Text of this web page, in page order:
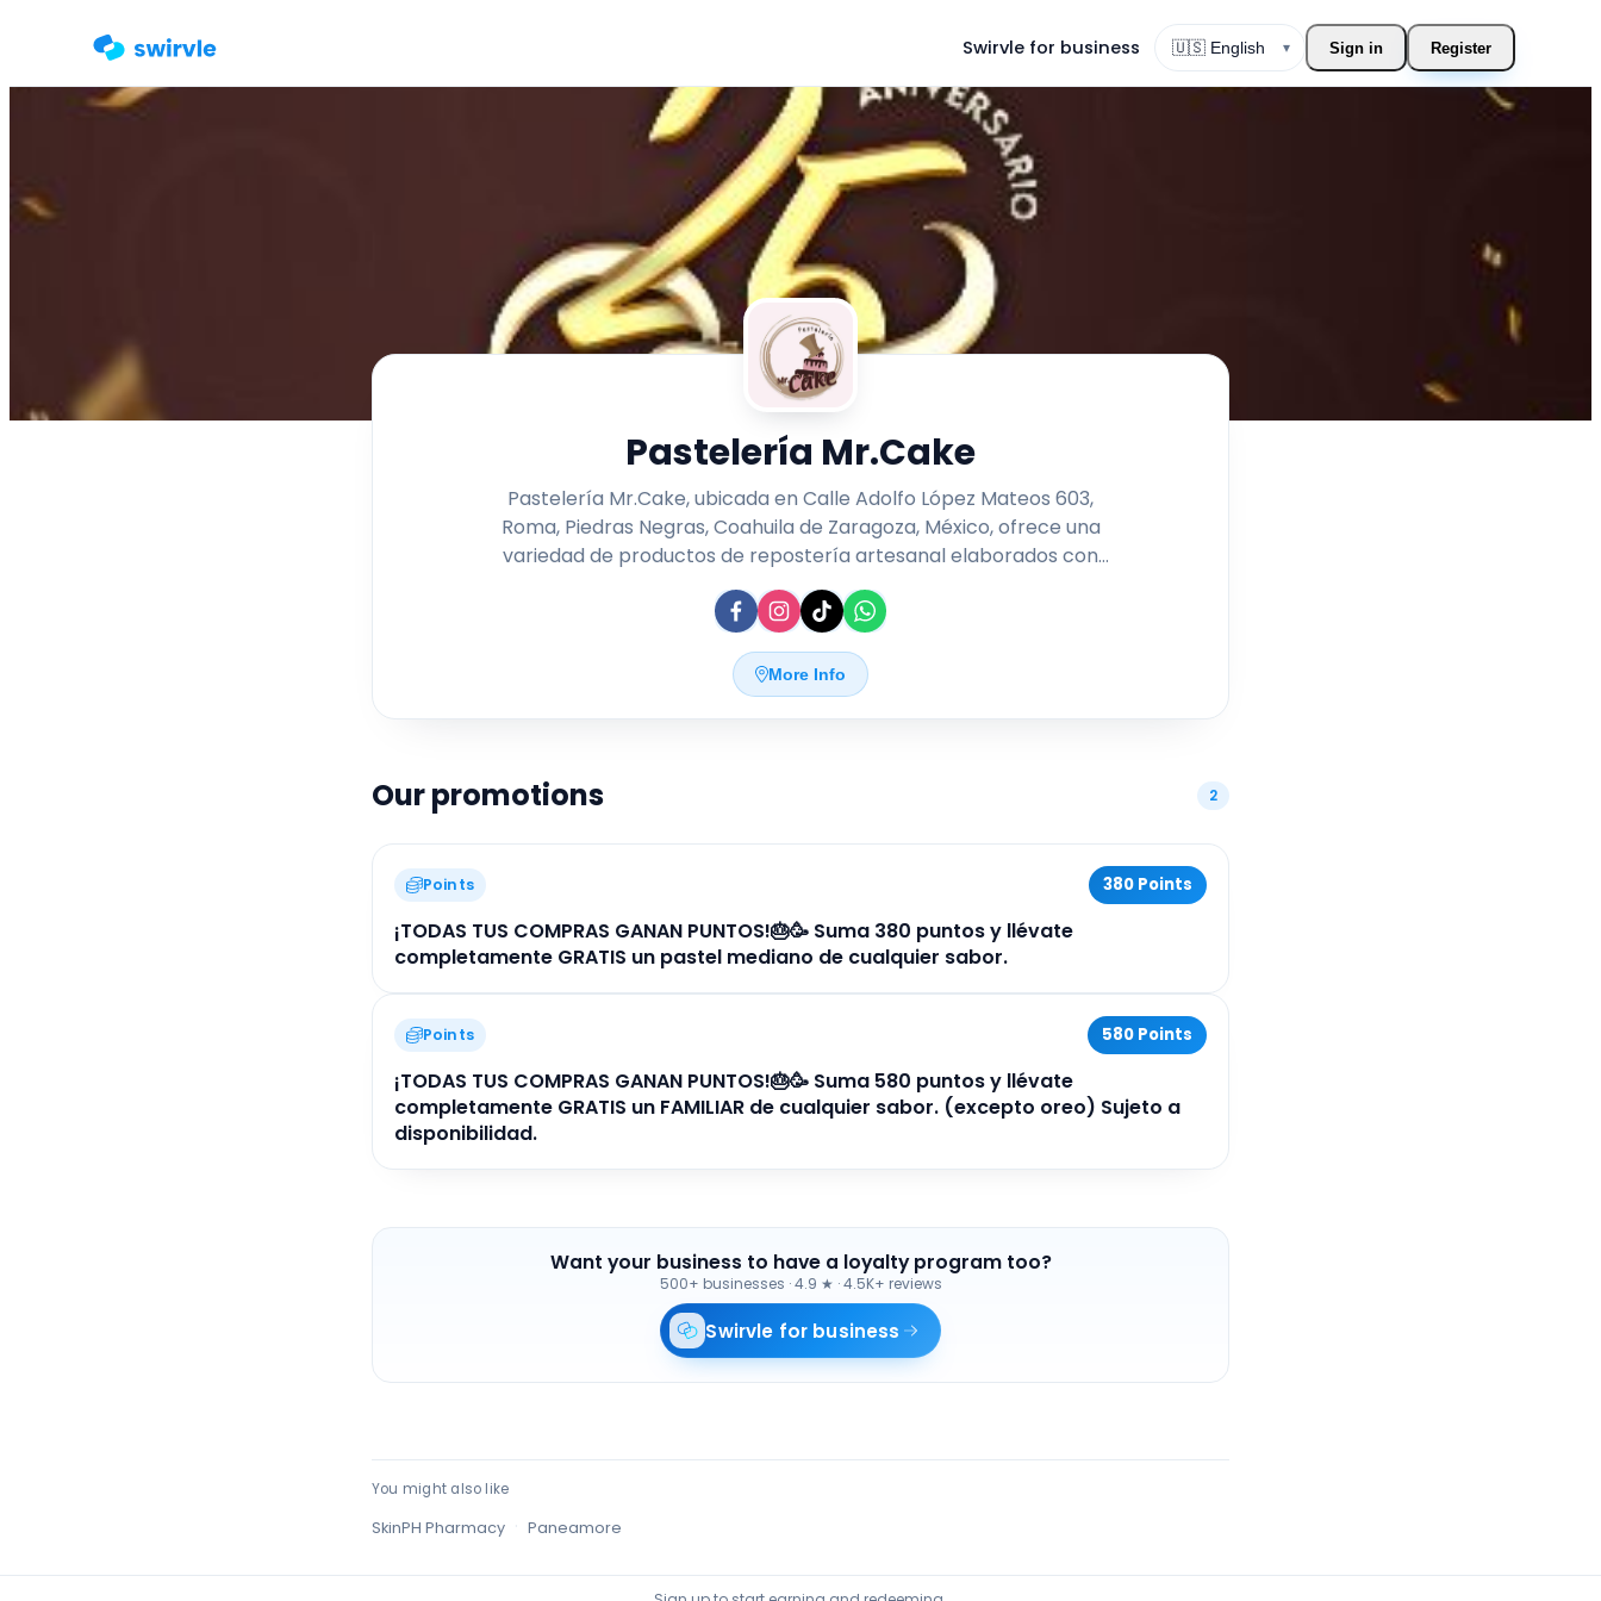
Swirvle for business Change language
▾ Sign in Register
Pastelería Mr.Cake
Pastelería Mr.Cake, ubicada en Calle Adolfo López Mateos 603,
Roma, Piedras Negras, Coahuila de Zaragoza, México, ofrece una
variedad de productos de repostería artesanal elaborados con
ingredientes frescos y técnicas tradicionales. Especializados en
pasteles, panes y postres caseros, brindan una experiencia
auténtica y deliciosa para quienes buscan calidad y sabor en
cada bocado. Su compromiso es crear productos horneados con
dedicación, que recuerdan el sabor de la repostería hecha en
casa.
More Info
Our promotions 2
Points 380 Points
¡TODAS TUS COMPRAS GANAN PUNTOS!🎂🥳 Suma 380 puntos y llévate
completamente GRATIS un pastel mediano de cualquier sabor.
Points 580 Points
¡TODAS TUS COMPRAS GANAN PUNTOS!🎂🥳 Suma 580 puntos y llévate
completamente GRATIS un FAMILIAR de cualquier sabor. (excepto oreo) Sujeto a
disponibilidad.
Want your business to have a loyalty program too?
500+ businesses ·4.9 ★ · 4.5K+ reviews
Swirvle for business
You might also like
SkinPH Pharmacy Paneamore